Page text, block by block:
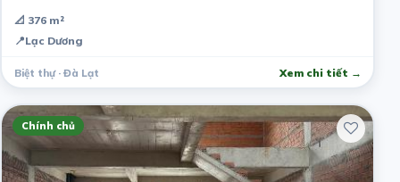
📐 376 m²
📍Lạc Dương
Biệt thự · Đà Lạt Xem chi tiết →
Chính chủ